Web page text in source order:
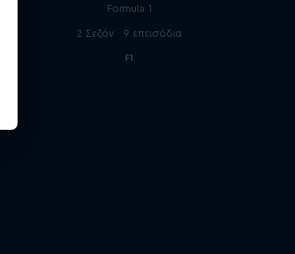
Formula 1
2 Σεζόν · 9 επεισόδια
F1